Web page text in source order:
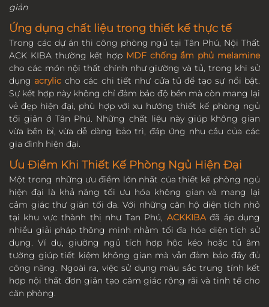
giản
Ứng dụng chất liệu trong thiết kế thực tế
Trong các dự án thi công phòng ngủ tại Tân Phú, Nội Thất
ACK KIBA thường kết hợp MDF chống ẩm phủ melamine
cho các món nội thất chính như giường và tủ, trong khi sử
dụngacrylic cho các chi tiết như cửa tủ để tạo sự nổi bật.
Sự kết hợp này không chỉ đảm bảo độ bền mà còn mang lại
vẻ đẹp hiện đại, phù hợp với xu hướng thiết kế phòng ngủ
tối giản ở Tân Phú. Những chất liệu này giúp không gian
vừa bền bỉ, vừa dễ dàng bảo trì, đáp ứng nhu cầu của các
gia đình hiện đại.
Ưu Điểm Khi Thiết Kế Phòng Ngủ Hiện Đại
Một trong những ưu điểm lớn nhất của thiết kế phòng ngủ
hiện đại là khả năng tối ưu hóa không gian và mang lại
cảm giác thư giãn tối đa. Với những căn hộ diện tích nhỏ
tại khu vực thành thị như Tan Phú, ACKKIBA đã áp dụng
nhiều giải pháp thông minh nhằm tối đa hóa diện tích sử
dụng. Ví dụ, giường ngủ tích hợp hộc kéo hoặc tủ âm
tường giúp tiết kiệm không gian mà vẫn đảm bảo đầy đủ
công năng. Ngoài ra, việc sử dụng màu sắc trung tính kết
hợp nội thất đơn giản tạo cảm giác rộng rãi và tinh tế cho
căn phòng.